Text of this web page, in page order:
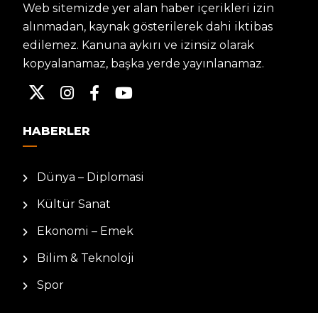
Web sitemizde yer alan haber içerikleri izin
alınmadan, kaynak gösterilerek dahi iktibas
edilemez. Kanuna aykırı ve izinsiz olarak
kopyalanamaz, başka yerde yayınlanamaz.
HABERLER
Dünya – Diplomasi
Kültür Sanat
Ekonomi – Emek
Bilim & Teknoloji
Spor